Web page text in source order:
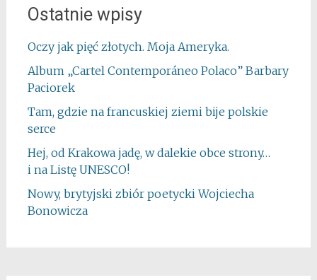
Ostatnie wpisy
Oczy jak pięć złotych. Moja Ameryka.
Album „Cartel Contemporáneo Polaco” Barbary
Paciorek
Tam, gdzie na francuskiej ziemi bije polskie
serce
Hej, od Krakowa jadę, w dalekie obce strony…
i na Listę UNESCO!
Nowy, brytyjski zbiór poetycki Wojciecha
Bonowicza